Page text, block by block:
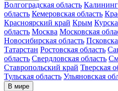
Волгоградская область
область Кемеровская область
Красноярский край Крым
область Москва Московская
Новосибирская область
Татарстан Ростовская область
область Свердловская область
Ставропольский край Тверская
Тульская область Ульяновская
В мире